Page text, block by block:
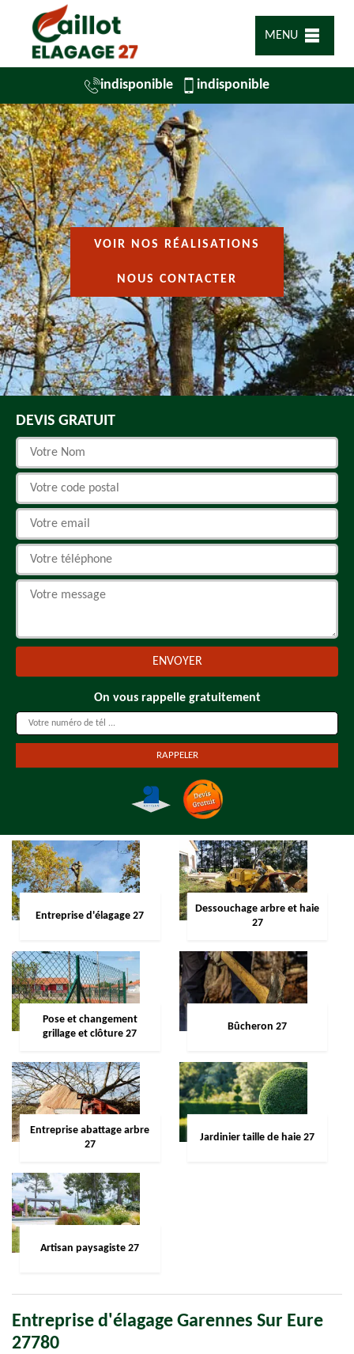
MENU
indisponible indisponible
VOIR NOS RÉALISATIONS
NOUS CONTACTER
DEVIS GRATUIT
On vous rappelle gratuitement
Entreprise d'élagage 27
Dessouchage arbre et haie
27
Pose et changement
grillage et clôture 27
Bûcheron 27
Entreprise abattage arbre
27
Jardinier taille de haie 27
Artisan paysagiste 27
Entreprise d'élagage Garennes Sur Eure
27780